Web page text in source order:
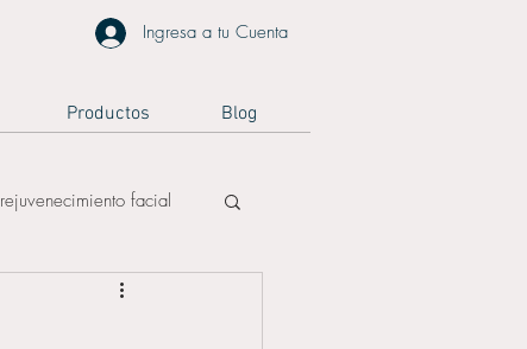
Ingresa a tu Cuenta
Productos Blog
rejuvenecimiento facial
reafirmación facial